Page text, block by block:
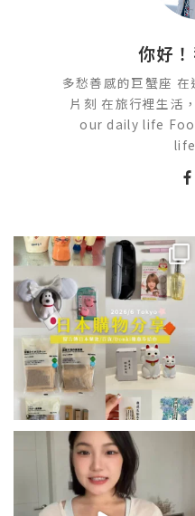
你好
多愁善感的巨蟹座
片刻 在旅行裡生活
our daily life
💭留言「免費」傳日本藥妝店/百
貨/機場/Donki/折價券給你...
452 44
💭留言「美背」傳🔗給你！
🏷️#吉推韓國 🇰🇷
...
48 20